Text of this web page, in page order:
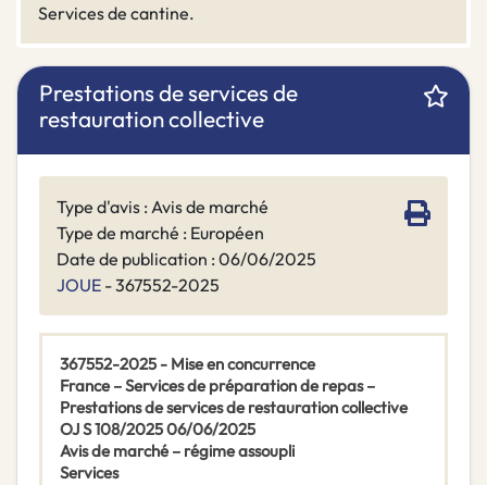
Services de cantine.
Prestations de services de
restauration collective
Type d'avis : Avis de marché
Type de marché : Européen
Date de publication : 06/06/2025
JOUE - 367552-2025
367552-2025 - Mise en concurrence
France – Services de préparation de repas –
Prestations de services de restauration collective
OJ S 108/2025 06/06/2025
Avis de marché – régime assoupli
Services